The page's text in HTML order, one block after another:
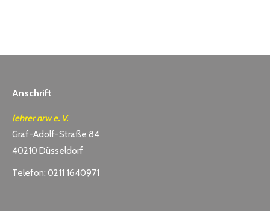
Anschrift
lehrer nrw e. V.
Graf-Adolf-Straße 84
40210 Düsseldorf
Telefon: 0211 1640971